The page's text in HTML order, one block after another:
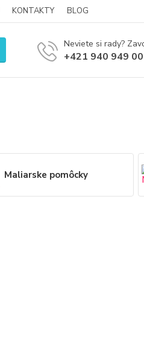
KONTAKTY BLOG
Neviete si rady?
+421 940 949
Maliarske pomôcky